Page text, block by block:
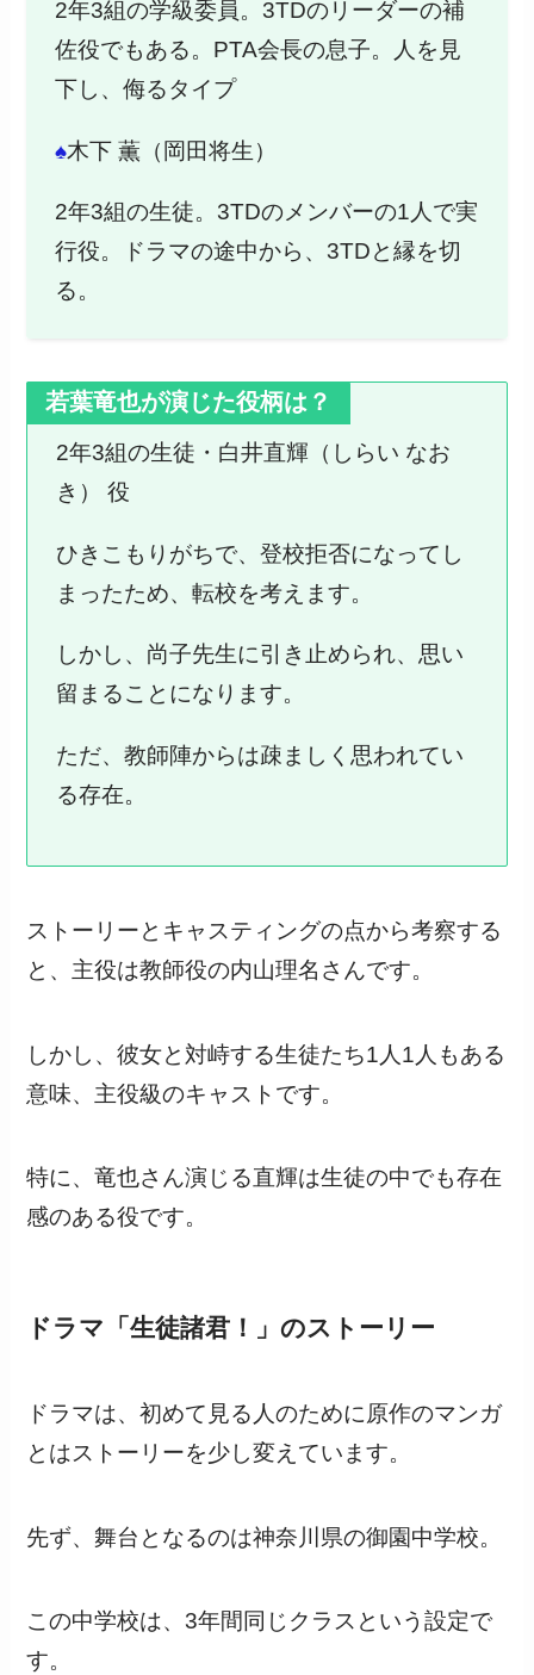
2年3組の学級委員。3TDのリーダーの補
佐役でもある。PTA会長の息子。人を見
下し、侮るタイプ
♠木下 薫（岡田将生）
2年3組の生徒。3TDのメンバーの1人で実
行役。ドラマの途中から、3TDと縁を切
る。
若葉竜也が演じた役柄は？
2年3組の生徒・白井直輝（しらい なお
き） 役
ひきこもりがちで、登校拒否になってし
まったため、転校を考えます。
しかし、尚子先生に引き止められ、思い
留まることになります。
ただ、教師陣からは疎ましく思われてい
る存在。
ストーリーとキャスティングの点から考察する
と、主役は教師役の内山理名さんです。
しかし、彼女と対峙する生徒たち1人1人もある
意味、主役級のキャストです。
特に、竜也さん演じる直輝は生徒の中でも存在
感のある役です。
ドラマ「生徒諸君！」のストーリー
ドラマは、初めて見る人のために原作のマンガ
とはストーリーを少し変えています。
先ず、舞台となるのは神奈川県の御園中学校。
この中学校は、3年間同じクラスという設定で
す。